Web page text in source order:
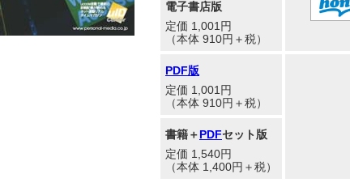
電子書店版
定価 1,001円
（本体 910円＋税）
PDF版
定価 1,001円
（本体 910円＋税）
書籍＋ PDFセット版
定価 1,540円
（本体 1,400円＋税）